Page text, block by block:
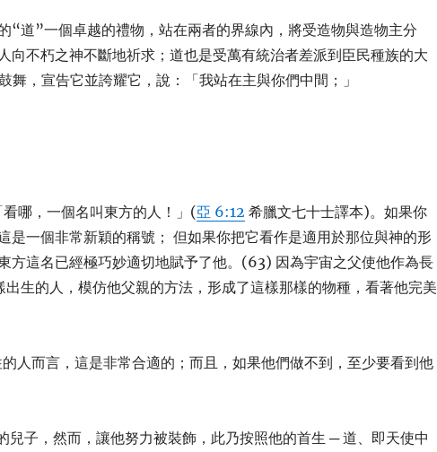
道”一個卓越的禮物，站在兩者的界線內，將受造物與造物主分
向不朽之神不斷地祈求；道也是受萬有統治者差派到臣民種族的大
，宣告它並誇耀它，說：「我站在主與你們中間；」
哪，一個名叫東方的人！」(亞 6:12 希臘文七十士譯本)。如果你
是一個非常新穎的稱號； 但如果你把它看作是適用於那位與神的形
方這名已經極巧妙適切地賦予了他。(63) 因為宇宙之父使他作為長
生的人，模仿他父親的方法，形成了這樣那樣的物種，看著他完美
人而言，這是非常合適的；而且，如果他們做不到，至少要看到他
子，然而，讓他努力被裝飾，此乃按照他的首生 ─ 道、即天使中